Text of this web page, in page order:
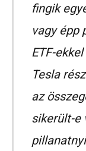
fingik
vagy épp
ETF-
Tesla
az
sikerült-e